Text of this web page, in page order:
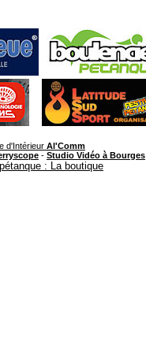
d'Intérieur Al'Comm
- Studio Vidéo à Bourges
: La boutique